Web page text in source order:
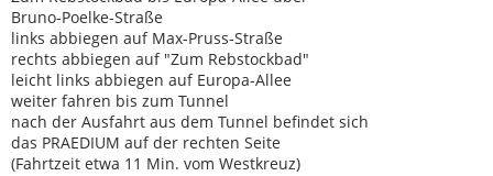
Bruno-Poelke-Straße
links abbiegen auf Max-Pruss-Straße
rechts abbiegen auf "Zum Rebstockbad"
leicht links abbiegen auf Europa-Allee
weiter fahren bis zum Tunnel
nach der Ausfahrt aus dem Tunnel befindet sich
das PRAEDIUM auf der rechten Seite
(Fahrtzeit etwa 11 Min. vom Westkreuz)